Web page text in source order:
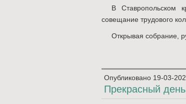
В Ставропольском
совещание трудового
Открывая собрание,
Опубликовано 19-03-
Прекрасный